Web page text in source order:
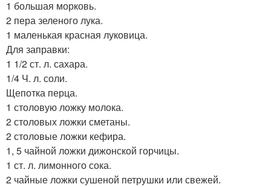
1 большая морковь.
2 пера зеленого лука.
1 маленькая красная луковица.
Для заправки:
1 1/2 ст. л. сахара.
1/4 Ч. л. соли.
Щепотка перца.
1 столовую ложку молока.
2 столовых ложки сметаны.
2 столовые ложки кефира.
1, 5 чайной ложки дижонской горчицы.
1 ст. л. лимонного сока.
2 чайные ложки сушеной петрушки или свежей.